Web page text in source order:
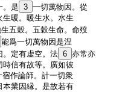
。是 3 一切萬物因。從
生暖。暖生水。水生
五穀。五穀生命。命歿
能爲一切萬物因是涅
。定有虚空。法 6 亦常亦
信有故等。廣如彼
作論師。計一切衆
本業因縁。是故若有